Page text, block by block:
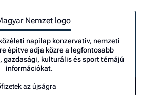
napilap konzervatív, nemzeti
építve adja közre a legfontosabb
kulturális és sport témájú
információkat.
az újságra